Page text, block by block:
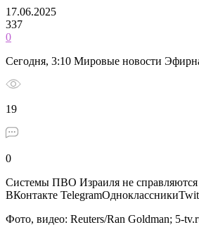
17.06.2025
337
0
Сегодня, 3:10 Мировые новости
19
0
Системы ПВО Израиля не справляются
ВКонтакте
Фото, видео: Reuters/Ran Goldman; 5-